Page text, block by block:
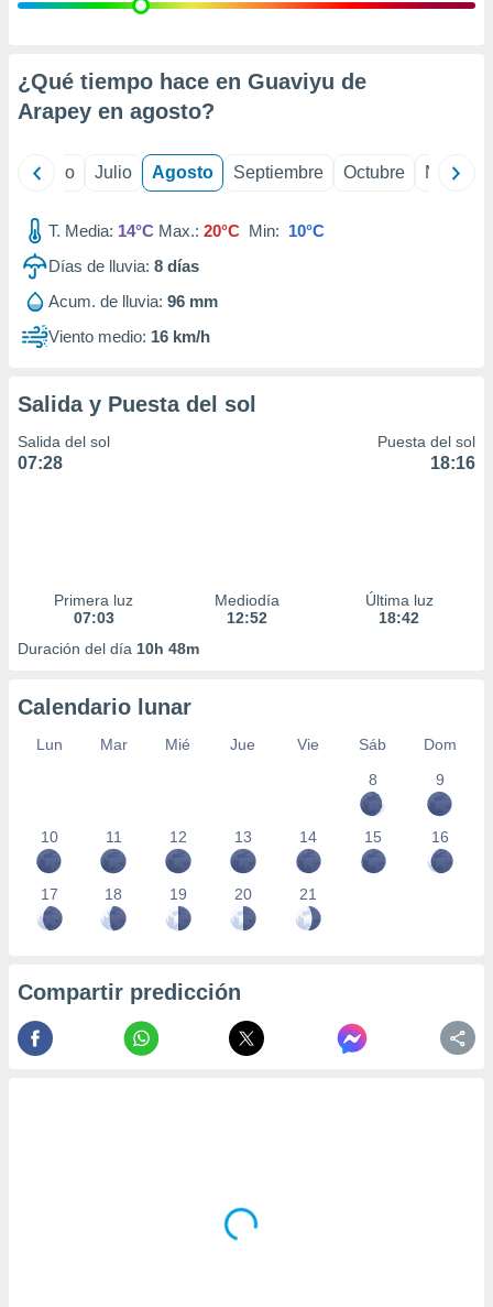
e
mediante
publicidad
de
1199
¿Qué tiempo hace en Guaviyu de
Arapey en agosto?
Junio Julio Agosto Septiembre Octubre
T. Media: 14°C Max.: 20°C Min: 10°C
Días de lluvia: 8 días
Acum. de lluvia: 96 mm
Viento medio: 16 km/h
Salida y Puesta del sol
Salida del sol
07:28
Puesta del sol
18:16
Primera luz
07:03
Mediodía
12:52
Última luz
18:42
Duración del día 10h 48m
Calendario lunar
Lun Mar Mié Jue Vie Sáb
Dom
8
9
10 11 12 13 14 15 16
17 18 19 20 21
Compartir predicción